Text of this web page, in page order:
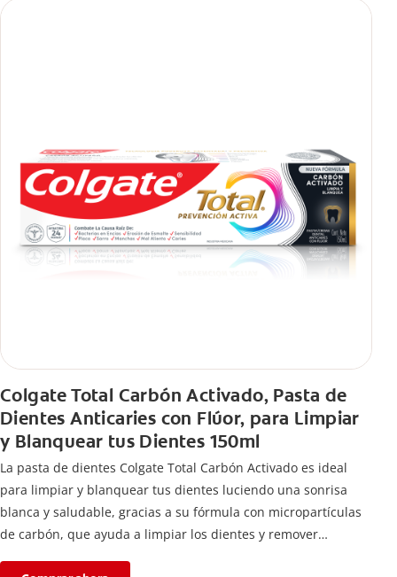
Colgate Total Carbón Activado, Pasta de
Dientes Anticaries con Flúor, para Limpiar
y Blanquear tus Dientes 150ml
La pasta de dientes Colgate Total Carbón Activado es ideal
para limpiar y blanquear tus dientes luciendo una sonrisa
blanca y saludable, gracias a su fórmula con micropartículas
de carbón, que ayuda a limpiar los dientes y remover